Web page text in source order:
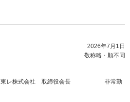
2026年7月1日
敬称略・順不同
東レ株式会社 取締役会長 非常勤